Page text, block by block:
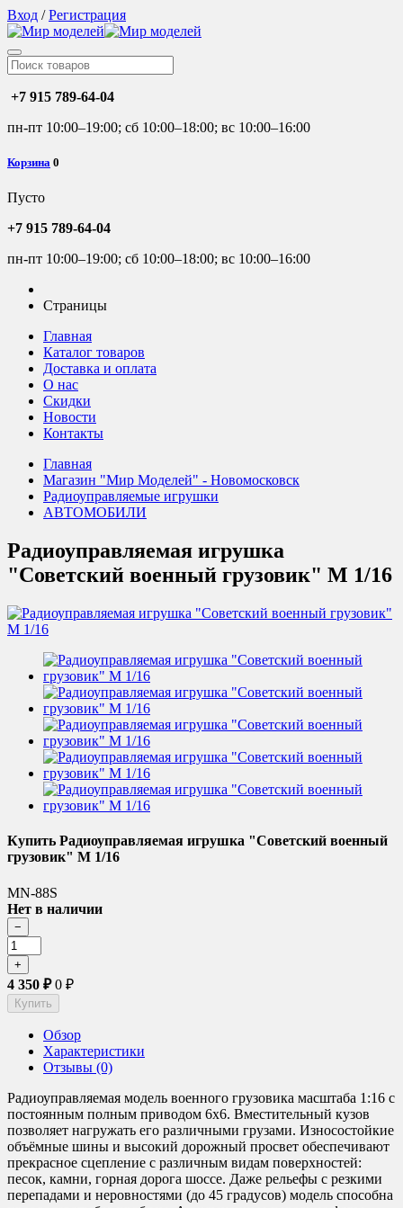
Вход /Регистрация
+7 915 789-64-04
пн-пт 10:00–19:00; сб 10:00–18:00; вс 10:00–16:00
Корзина 0
Пусто
+7 915 789-64-04
пн-пт 10:00–19:00; сб 10:00–18:00; вс 10:00–16:00
Страницы
Главная
Каталог товаров
Доставка и оплата
О нас
Скидки
Новости
Контакты
Главная
Магазин "Мир Моделей" - Новомосковск
Радиоуправляемые игрушки
АВТОМОБИЛИ
Радиоуправляемая игрушка
"Советский военный грузовик" М 1/16
Купить Радиоуправляемая игрушка "Советский военный
грузовик" М 1/16
MN-88S
Нет в наличии
4 350 ₽0 ₽
Обзор
Характеристики
Отзывы (0)
Радиоуправляемая модель военного грузовика масштаба 1:16 с
постоянным полным приводом 6x6. Вместительный кузов
позволяет нагружать его различными грузами. Износостойкие
объёмные шины и высокий дорожный просвет обеспечивают
прекрасное сцепление с различным видам поверхностей:
песок, камни, горная дорога шоссе. Даже рельефы с резкими
перепадами и неровностями (до 45 градусов) модель способна